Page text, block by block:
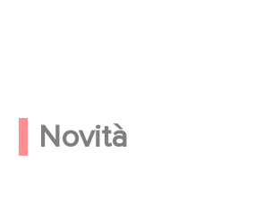
Novità